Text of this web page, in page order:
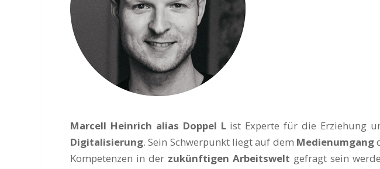
Marcell Heinrich alias Doppel List Experte für die Erziehung
Digitalisierung. Sein Schwerpunkt liegt auf dem Medienumgang
Kompetenzen in der zukünftigen Arbeitswelt gefragt sein